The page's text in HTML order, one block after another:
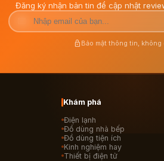
Đăng ký nhận bản tin để cập nhật
lock Bảo mật thông tin, không
Khám phá
Điện lạnh
Đồ dùng nhà bếp
Đồ dùng tiện ích
Kinh nghiệm hay
Thiết bị điện tử